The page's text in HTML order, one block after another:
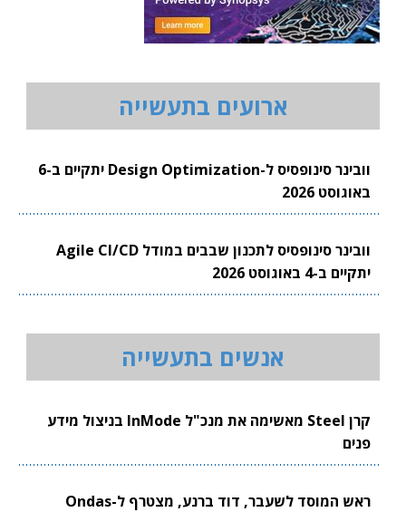
ארועים בתעשייה
וובינר סינופסיס ל-Design Optimization יתקיים ב-6
באוגוסט 2026
וובינר סינופסיס לתכנון שבבים במודל Agile CI/CD
יתקיים ב-4 באוגוסט 2026
אנשים בתעשייה
קרן Steel מאשימה את מנכ"ל InMode בניצול מידע
פנים
ראש המוסד לשעבר, דוד ברנע, מצטרף ל-Ondas